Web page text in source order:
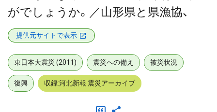
がでしょうか。／山形県と県漁協、
提供元サイトで表示
東日本大震災 (2011) 震災への備え 被災状況
復興 収録:河北新報 震災アーカイブ